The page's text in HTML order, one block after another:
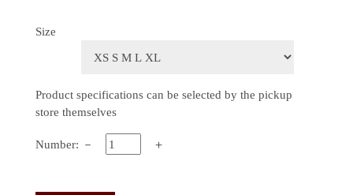
Size
Product specifications can be selected by the pickup
store themselves
Number: － ＋